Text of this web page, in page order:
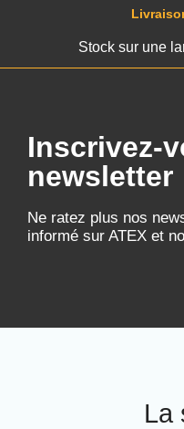
Stock sur une
Inscrivez-
newsletter
Ne ratez plus nos
informé sur ATEX et
La